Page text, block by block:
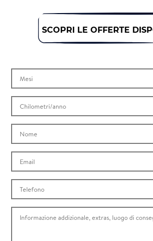
SCOPRI LE OFFERTE